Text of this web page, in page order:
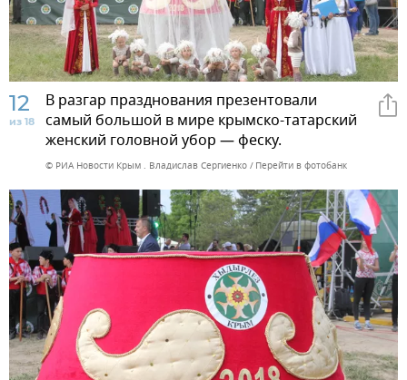
12
из 18
В разгар празднования презентовали
самый большой в мире крымско-татарский
женский головной убор — феску.
© РИА Новости Крым . Владислав Сергиенко Перейти в фотобанк